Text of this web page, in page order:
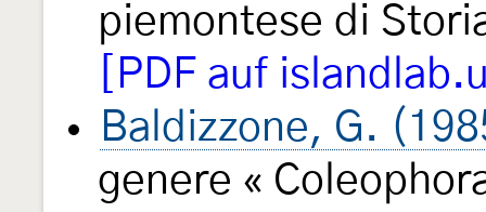
piemontese di
[PDF auf
Baldizzone, G.
genere «